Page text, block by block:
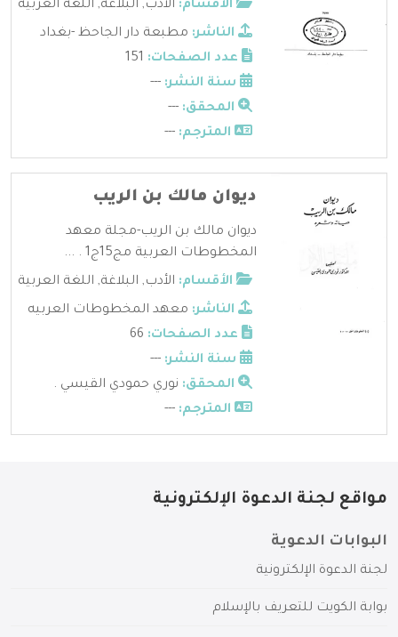
الأقسام: الأدب, البلاغة, اللغة العربية
الناشر: مطبعة دار الجاحظ -بغداد
عدد الصفحات:
سنة النشر: ---
المحقق: ---
المترجم: ---
ديوان مالك بن الريب
ديوان مالك بن الريب-مجلة معهد
المخطوطات العربية مج15ج1 . ...
الأقسام: الأدب, البلاغة, اللغة العربية
الناشر: معهد المخطوطات العربيه
عدد الصفحات:
سنة النشر: ---
المحقق: نوري حمودي القيسي .
المترجم: ---
مواقع لجنة الدعوة الإلكترونية
البوابات الدعوية
لجنة الدعوة الإلكترونية
بوابة الكويت للتعريف بالإسلام